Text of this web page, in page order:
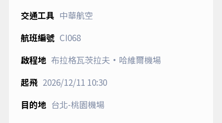
中華航空
CI068
布拉格瓦茨拉夫·哈維爾機場
2026/12/11 10:30
台北-桃園機場